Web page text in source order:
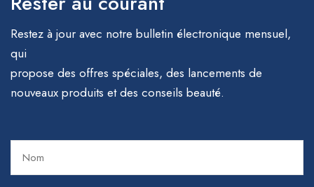
Restez à jour avec notre bulletin électronique mensuel,
qui
propose des offres spéciales, des lancements de
nouveaux produits et des conseils beauté.